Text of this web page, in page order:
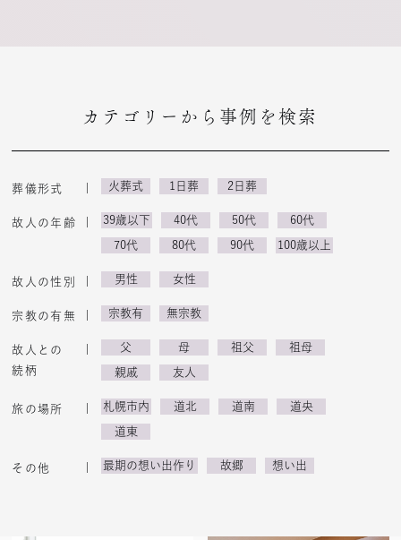
カテゴリーから事例を検索
葬儀形式 火葬式 1日葬 2日葬
故人の年齢 39歳以下 40代 50代 60代
70代 80代 90代 100歳以上
故人の性別 男性 女性
宗教の有無 宗教有 無宗教
故人との
続柄
父 母 祖父 祖母
親戚 友人
旅の場所 札幌市内 道北 道南 道央
道東
その他 最期の想い出作り 故郷 想い出